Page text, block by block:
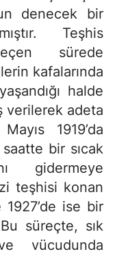
denecek bir
Teşhis
sürede
kafalarında
halde
verilerek adeta
1919’da
saatte bir sıcak
gidermeye
teşhisi konan
1927’de ise bir
süreçte, sık
vücudunda